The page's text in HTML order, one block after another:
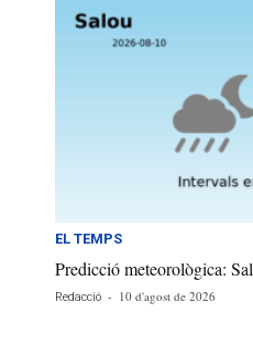
EL TEMPS
Predicció meteorològica:
Redacció - 10 d'agost de 2026